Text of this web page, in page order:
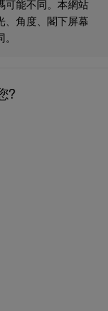
可能不同。本網站
、角度、閣下屏幕
?